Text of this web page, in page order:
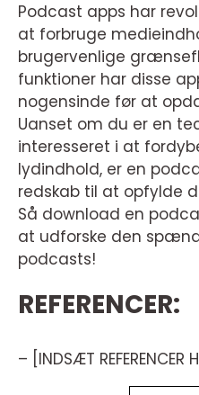
Podcast apps har
at forbruge
brugervenlige
funktioner har disse
nogensinde før at
Uanset om du er en
interesseret i at
lydindhold, er en
redskab til at opfylde
Så download en
at udforske den
podcasts!
REFERENCER:
– [INDSÆT REFERENCER